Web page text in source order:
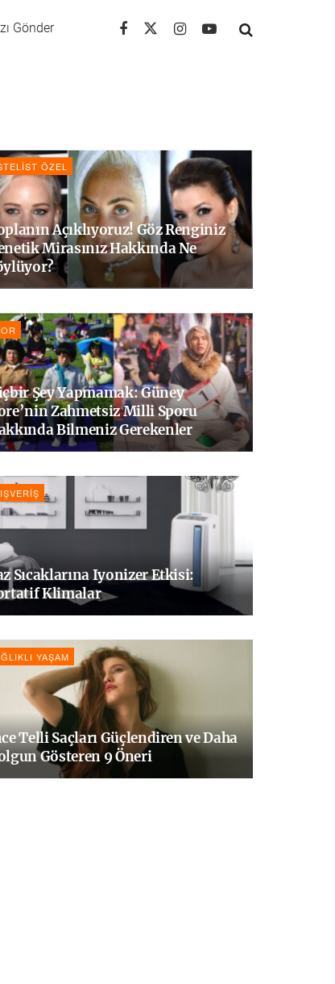
Gönder
ÖZEL
Açıklıyoruz! Göz Renginiz
Mirasınız Hakkında Ne
Şey Yapmamak: Güney
Zahmetsiz Milli Sporu
Bilmeniz Gerekenler
Sıcaklarına Iyonizer Etkisi:
Klimalar
YAŞAM
Telli Saçları Güçlendiren ve Daha
Gösteren 9 Öneri